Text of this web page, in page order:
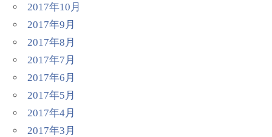
2017年10月
2017年9月
2017年8月
2017年7月
2017年6月
2017年5月
2017年4月
2017年3月